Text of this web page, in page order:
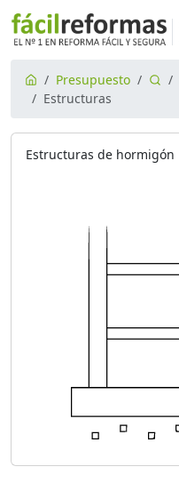
Presupuesto
Estructuras
Estructuras de hormigón